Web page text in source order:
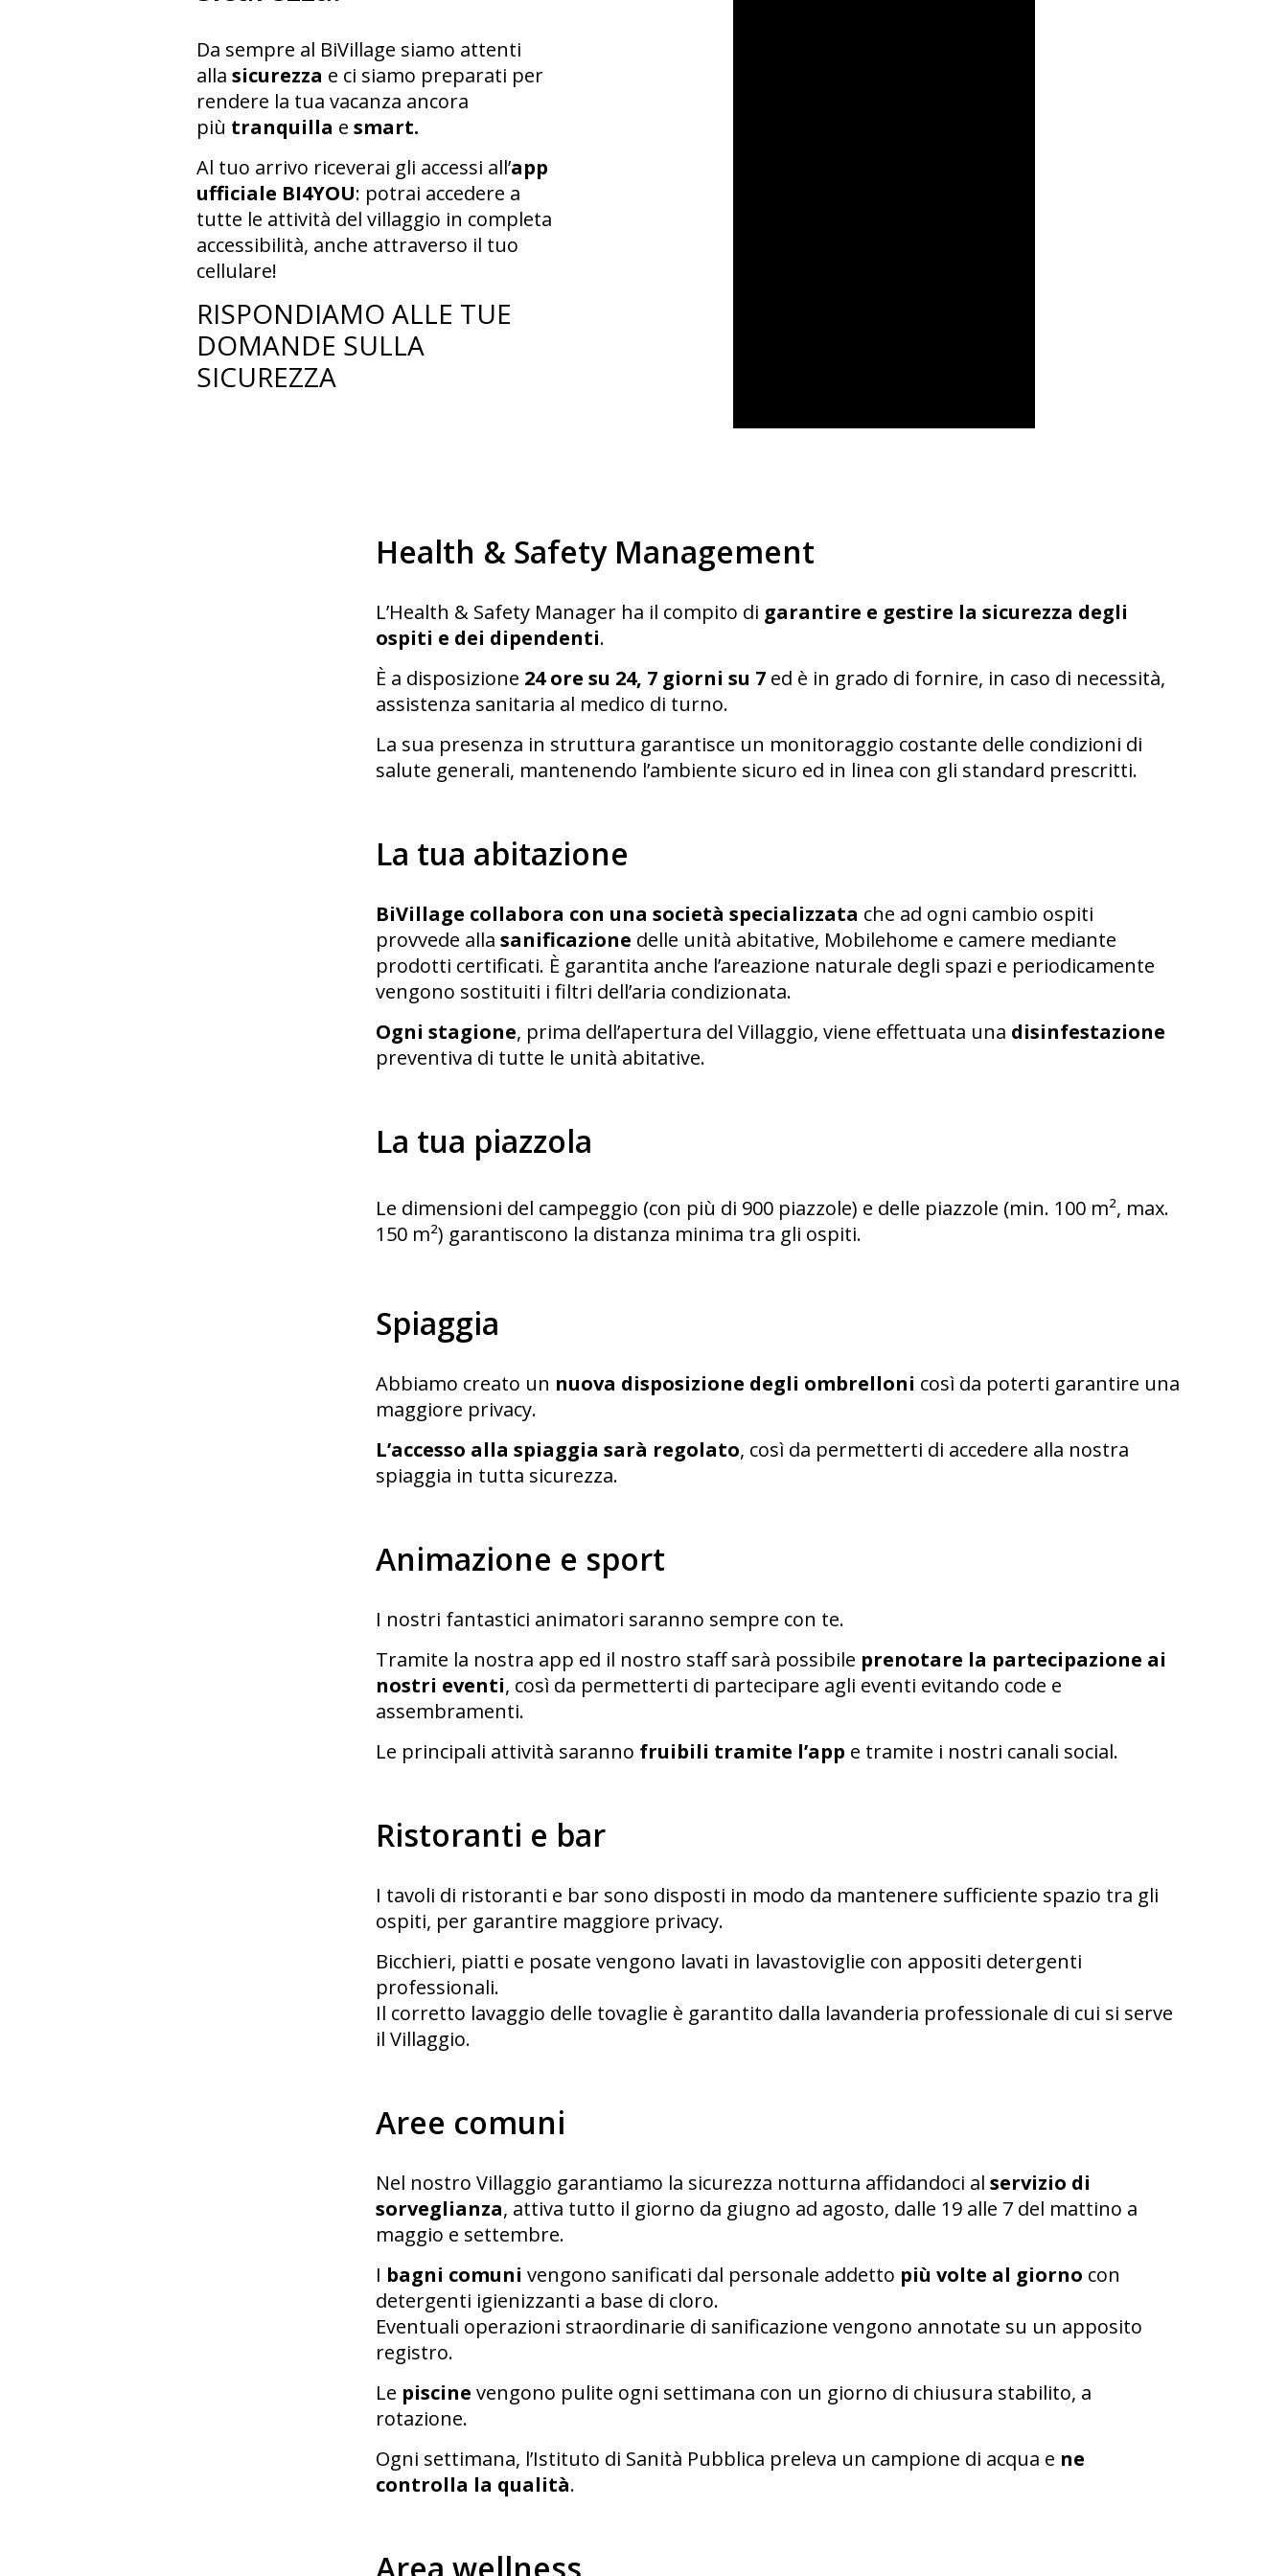
Da sempre al BiVillage siamo attenti
allasicurezza e ci siamo preparati per
rendere la tua vacanza ancora
più tranquilla esmart.
Al tuo arrivo riceverai gli accessi all’app
ufficiale BI4YOU: potrai accedere a
tutte le attività del villaggio in completa
accessibilità, anche attraverso il tuo
cellulare!
RISPONDIAMO ALLE TUE
DOMANDE SULLA
SICUREZZA
Health & Safety Management
L’Health & Safety Manager ha il compito di garantire e gestire la sicurezza degli
ospiti e dei dipendenti.
È a disposizione 24 ore su 24, 7 giorni su 7ed è in grado di fornire, in caso di necessità,
assistenza sanitaria al medico di turno.
La sua presenza in struttura garantisce un monitoraggio costante delle condizioni di
salute generali, mantenendo l’ambiente sicuro ed in linea con gli standard prescritti.
La tua abitazione
BiVillage collabora con una società specializzata che ad ogni cambio ospiti
provvede alla sanificazione delle unità abitative, Mobilehome e camere mediante
prodotti certificati. È garantita anche l’areazione naturale degli spazi e periodicamente
vengono sostituiti i filtri dell’aria condizionata.
Ogni stagione, prima dell’apertura del Villaggio, viene effettuata una disinfestazione
preventiva di tutte le unità abitative.
La tua piazzola
Le dimensioni del campeggio (con più di 900 piazzole) e delle piazzole (min. 100 m², max.
150 m²) garantiscono la distanza minima tra gli ospiti.
Spiaggia
Abbiamo creato un nuova disposizione degli ombrelloni così da poterti garantire una
maggiore privacy.
L’accesso alla spiaggia sarà regolato, così da permetterti di accedere alla nostra
spiaggia in tutta sicurezza.
Animazione e sport
I nostri fantastici animatori saranno sempre con te.
Tramite la nostra app ed il nostro staff sarà possibile prenotare la partecipazione ai
nostri eventi, così da permetterti di partecipare agli eventi evitando code e
assembramenti.
Le principali attività saranno fruibili tramite l’app e tramite i nostri canali social.
Ristoranti e bar
I tavoli di ristoranti e bar sono disposti in modo da mantenere sufficiente spazio tra gli
ospiti, per garantire maggiore privacy.
Bicchieri, piatti e posate vengono lavati in lavastoviglie con appositi detergenti
professionali.
Il corretto lavaggio delle tovaglie è garantito dalla lavanderia professionale di cui si serve
il Villaggio.
Aree comuni
Nel nostro Villaggio garantiamo la sicurezza notturna affidandoci al servizio di
sorveglianza, attiva tutto il giorno da giugno ad agosto, dalle 19 alle 7 del mattino a
maggio e settembre.
I bagni comuni vengono sanificati dal personale addetto più volte al giorno con
detergenti igienizzanti a base di cloro.
Eventuali operazioni straordinarie di sanificazione vengono annotate su un apposito
registro.
Le piscine vengono pulite ogni settimana con un giorno di chiusura stabilito, a
rotazione.
Ogni settimana, l’Istituto di Sanità Pubblica preleva un campione di acqua e ne
controlla la qualità.